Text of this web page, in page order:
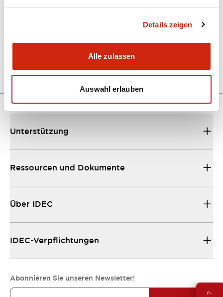
Details zeigen
Alle zulassen
Auswahl erlauben
04/09/2025.PDF1.23MB
Unterstützung
Ressourcen und Dokumente
Über IDEC
IDEC-Verpflichtungen
Abonnieren Sie unseren Newsletter!